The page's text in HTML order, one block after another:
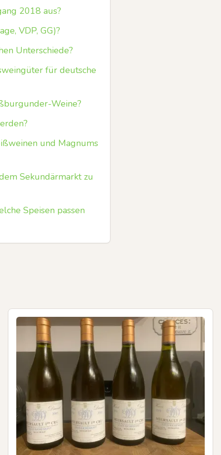
2018 aus?
VDP, GG)?
Unterschiede?
für deutsche
Weine?
und Magnums
Sekundärmarkt zu
Speisen passen